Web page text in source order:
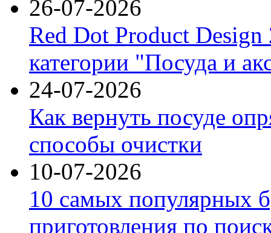
26-07-2026
Red Dot Product Design
категории "Посуда и
24-07-2026
Как вернуть посуде
способы очистки
10-07-2026
10 самых популярных
приготовления по